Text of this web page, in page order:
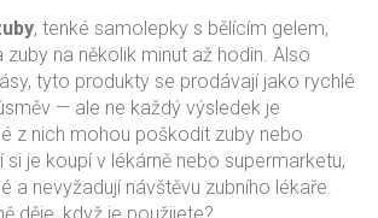
, tenké samolepky s bělícím gelem,
zuby na několik minut až hodin. Also
, tyto produkty se prodávají jako rychlé
— ale ne každý výsledek je
z nich mohou poškodit zuby nebo
si je koupí v lékárně nebo supermarketu,
a nevyžadují návštěvu zubního lékaře.